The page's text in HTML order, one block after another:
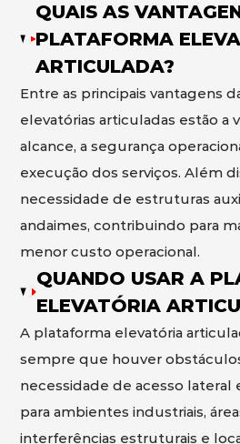
QUAIS AS
PLATAFORMA
ARTICULADA?
Entre as principais vantagens
elevatórias articuladas estão a
alcance, a segurança
execução dos serviços. Além
necessidade de estruturas
andaimes, contribuindo para
menor custo operacional.
QUANDO USAR A
ELEVATÓRIA
A plataforma elevatória
sempre que houver
necessidade de acesso lateral
para ambientes industriais,
interferências estruturais e